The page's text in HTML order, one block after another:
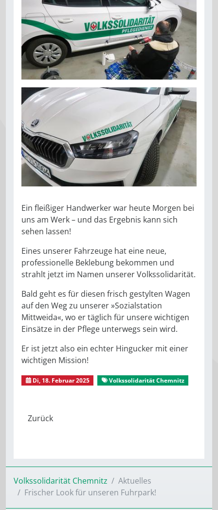
Ein fleißiger Handwerker war heute Morgen bei
uns am Werk – und das Ergebnis kann sich
sehen lassen!
Eines unserer Fahrzeuge hat eine neue,
professionelle Beklebung bekommen und
strahlt jetzt im Namen unserer Volkssolidarität.
Bald geht es für diesen frisch gestylten Wagen
auf den Weg zu unserer »Sozialstation
Mittweida«, wo er täglich für unsere wichtigen
Einsätze in der Pflege unterwegs sein wird.
Er ist jetzt also ein echter Hingucker mit einer
wichtigen Mission!
Di, 18. Februar 2025 Volkssolidarität Chemnitz
Volkssolidarität Chemnitz
Aktuelles
Frischer Look für unseren Fuhrpark!